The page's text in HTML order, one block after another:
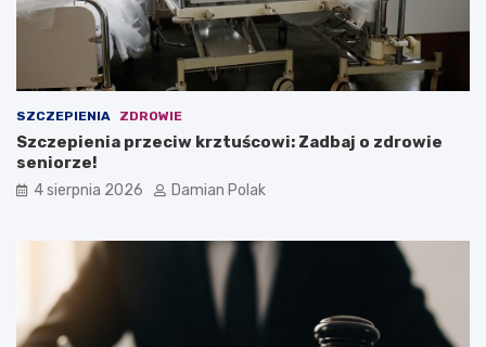
SZCZEPIENIA ZDROWIE
Szczepienia przeciw krztuścowi: Zadbaj o zdrowie
seniorze!
4 sierpnia 2026 Damian Polak